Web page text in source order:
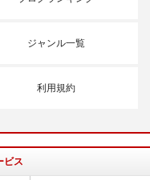
ジャンル一覧
利用規約
ビス